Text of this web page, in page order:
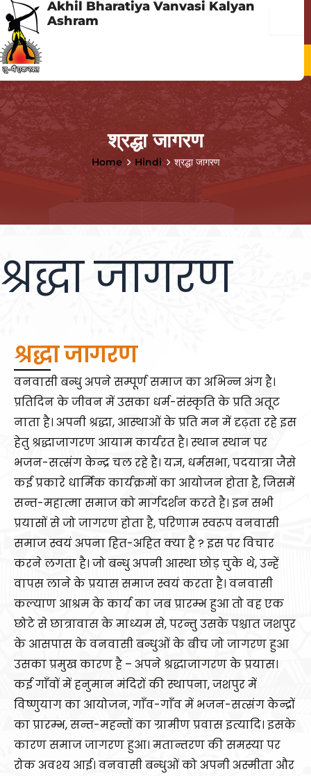
Skip
to
content
Akhil Bharatiya Vanvasi Kalyan
Ashram
Menu
श्रद्धा जागरण
Home Hindi श्रद्धा जागरण
श्रद्धा जागरण
श्रद्धा जागरण
वनवासी बन्धु अपने सम्पूर्ण समाज का अभिन्न अंग है।
प्रतिदिन के जीवन में उसका धर्म-संस्कृति के प्रति अतूट
नाता है। अपनी श्रद्धा, आस्थाओं के प्रति मन में दृढ़ता रहे इस
हेतु श्रद्धाजागरण आयाम कार्यरत है। स्थान स्थान पर
भजन-सत्संग केन्द्र चल रहे है। यज्ञ, धर्मसभा, पदयात्रा जैसे
कई प्रकारे धार्मिक कार्यक्रमों का आयोजन होता है, जिसमें
सन्त-महात्मा समाज को मार्गदर्शन करते है। इन सभी
प्रयासों से जो जागरण होता है, परिणाम स्वरूप वनवासी
समाज स्वयं अपना हित-अहित क्या है ? इस पर विचार
करने लगता है। जो बन्धु अपनी आस्था छोड़ चुके थे, उन्हें
वापस लाने के प्रयास समाज स्वयं करता है। वनवासी
कल्याण आश्रम के कार्य का जब प्रारम्भ हुआ तो वह एक
छोटे से छात्रावास के माध्यम से, परन्तु उसके पश्चात जशपुर
के आसपास के वनवासी बन्धुओं के बीच जो जागरण हुआ
उसका प्रमुख कारण है – अपने श्रद्धाजागरण के प्रयास।
कई गाँवों में हनुमान मंदिरों की स्थापना, जशपुर में
विष्णुयाग का आयोजन, गाँव-गाँव में भजन-सत्संग केन्द्रों
का प्रारम्भ, सन्त-महन्तों का ग्रामीण प्रवास इत्यादि। इसके
कारण समाज जागरण हुआ। मतान्तरण की समस्या पर
रोक अवश्य आई। वनवासी बन्धुओं को अपनी अस्मीता और